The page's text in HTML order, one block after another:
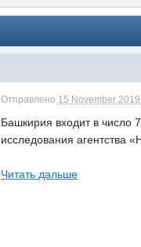
Отправлено 15 November
Башкирия входит в число
исследования агентства
Читать дальше